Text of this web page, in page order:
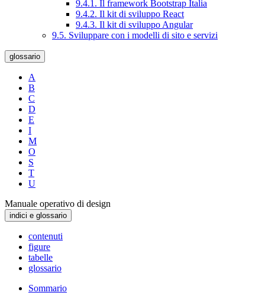
9.4.1. Il framework Bootstrap Italia
9.4.2. Il kit di sviluppo React
9.4.3. Il kit di sviluppo Angular
9.5. Sviluppare con i modelli di sito e servizi
glossario
A
B
C
D
E
I
M
O
S
T
U
Manuale operativo di design
indici e glossario
contenuti
figure
tabelle
glossario
Sommario